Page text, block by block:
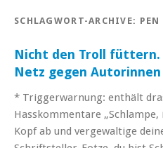
SCHLAGWORT-ARCHIVE: PEN
Nicht den Troll füttern.
Netz gegen Autorinnen
* Triggerwarnung: enthält
Hasskommentare „Schlampe,
Kopf ab und vergewaltige